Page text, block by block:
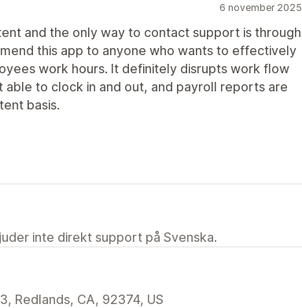
6 november 2025
and the only way to contact support is through
this app to anyone who wants to effectively
work hours. It definitely disrupts work flow
able to clock in and out, and payroll reports are
basis.
inte direkt support på Svenska.
Redlands, CA, 92374, US